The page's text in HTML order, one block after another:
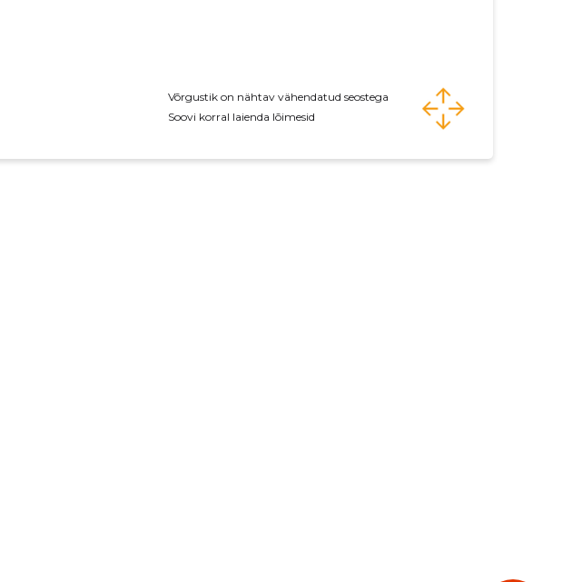
Võrgustik on nähtav vähendatud seostega
Soovi korral laienda lõimesid